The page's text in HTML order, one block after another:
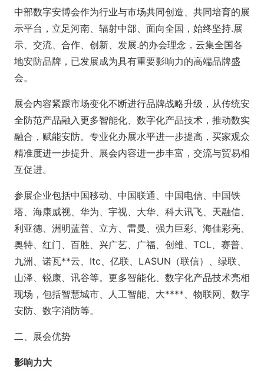
中部数字安博会作为行业与市场共同创造、共同培育的展
示平台，立足河南、辐射中部、面向全国，始终坚持.展
示、交流、合作、创新、发展.的办会理念，云集全国各
地安防品牌，已发展成为具有重要影响力的高端品牌盛
会。
展会内容紧跟市场变化不断进行品牌战略升级，从传统安
全防范产品融入更多智能化、数字化产品技术，推动数实
融合，赋能安防。专业化办展水平进一步提高，买家观众
精准度进一步提升、展会内容进一步丰富，交流与贸易相
互促进。
参展企业包括中国移动、中国联通、中国电信、中国铁
塔、海康威视、华为、宇视、大华、科大讯飞、天融信、
利亚德、洲明蓝普、立方、雷曼、强力巨彩、海佳彩亮、
奥特、红门、百胜、兴广艺、广福、创维、TCL、赛普、
九洲、诺瓦**云、Itc、亿联、LASUN（联信）、绿联、
山泽、锐康、讯谷等。更多智能化、数字化产品技术亮相
现场，包括智慧城市、人工智能、大****、物联网、数字
安防、数字消防等。
二、展会优势
影响力大